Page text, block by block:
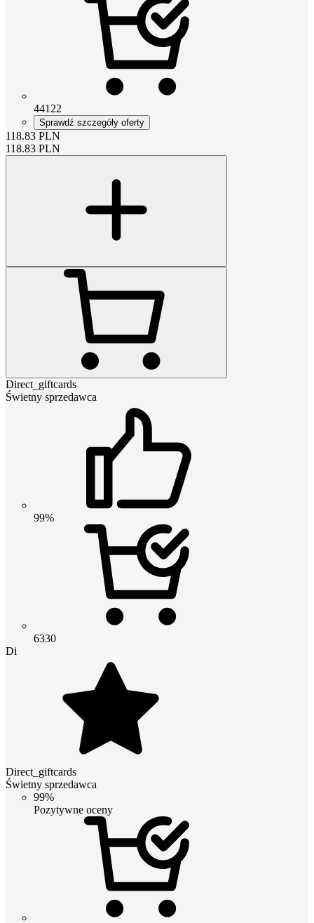
44122
Sprawdź szczegóły oferty
118.83 PLN
118.83 PLN
Direct_giftcards
Świetny sprzedawca
99%
6330
Di
Direct_giftcards
Świetny sprzedawca
99%
Pozytywne oceny